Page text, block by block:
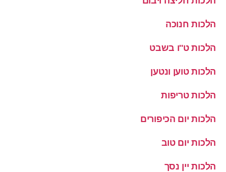
הלכות חנוכה
הלכות ט''ו בשבט
הלכות טוען ונטען
הלכות טריפות
הלכות יום הכיפורים
הלכות יום טוב
הלכות יין נסך